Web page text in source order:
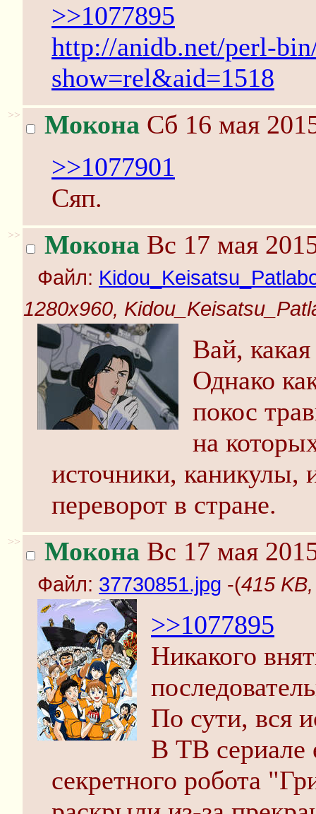
>>1077895
http://anidb.net/perl-
show=rel&aid=1518
>> Мокона Сб 16 мая
>>1077901
Сяп.
>> Мокона Вс 17 мая
Файл:
1280x960,
Вай,
Однако
покос
на
источники, каникулы,
переворот в стране.
>> Мокона Вс 17 мая
Файл: 37730851.jpg -(415
>>1077895
Никакого
По сути, вся
В ТВ сериале
секретного робота